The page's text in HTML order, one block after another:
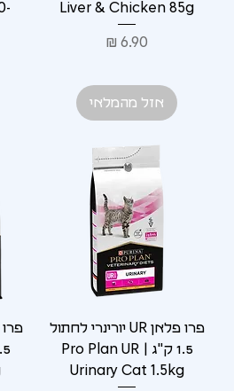
Liver & Chicken 85g
מחיר
אזל מהמלאי
פרו פלאן UR יורינרי לחתול
1.5 ק"ג | Pro Plan UR
Urinary Cat 1.5kg